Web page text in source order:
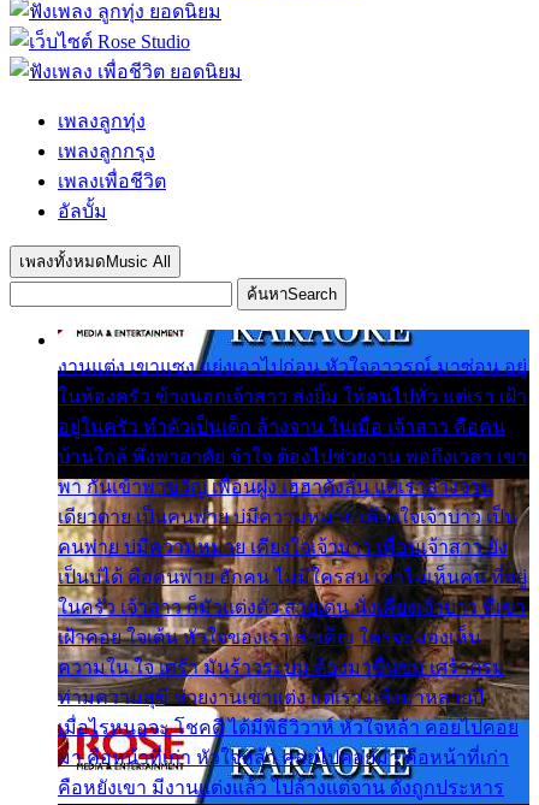
เพลงลูกทุ่ง
เพลงลูกกรุง
เพลงเพื่อชีวิต
อัลบั้ม
เพลงทั้งหมด Music All
ค้นหาSearch
งานแต่ง เขาแซง แย่งเอาไปก่อน หัวใจอาวรณ์ มาซ่อน อยู่
ในห้องครัว ข้างนอกเจ้าสาว ส่งยิ้ม ให้คนไปทั่ว แต่เรา เฝ้า
อยู่ในครัว ทำตัวเป็นเด็ก ล้างจาน ในเมื่อ เจ้าสาว คือคน
บ้านใกล้ พึ่งพาอาศัย จำใจ ต้องไปช่วยงาน พอถึงเวลา เขา
พา กันเข้าพาขวัญ เพื่อนฝูง เฮฮาดังลั่น แต่เราล้างจาน
เดียวดาย เป็นคนพ่าย บ่มีความหมาย เคียงใจเจ้าบ่าว เป็น
คนพ่าย บ่มีความหมาย เคียงใจเจ้าบ่าว เพื่อนเจ้าสาว ยัง
เป็นบ่ได้ คือคนพ่าย ฮักคน ไม่มีใครสน เขาไม่เห็นคน ที่อยู่
ในครัว เจ้าสาว ก็มัวแต่งตัว สวยเด่น นั่งเคียงเจ้าบ่าว ที่เขา
เฝ้าคอย ใจเต้น หัวใจของเรา ลำเค็ญ ใครจะมองเห็น
ความใน ใจ เศร้า มันร้าวระบม ต้องมาขื่นขม เศร้าตรม
ท่ามความสุขี ช่วยงานเขาแต่ง แต่เรา แล้งมาหลายปี
เมื่อไรหนอจะ โชคดี ได้มีพิธีวิวาห์ หัวใจหล้า คอยไปคอย
มา คือหน้าที่เก่า หัวใจหล้า คอยไปคอยมา คือหน้าที่เก่า
คือหยังเขา มีงานแต่งแล้ว ไปล้างแต่จาน ดั่งถูกประหาร